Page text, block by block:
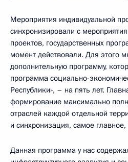
Мероприятия индивидуальной
синхронизировали с
проектов, государственных
момент действовали. Для этого
дополнительную программу,
программа социально-
Республики», – на пять лет.
формирование максимально
отраслей каждой отдельной
и синхронизация, самое
Данная программа у нас